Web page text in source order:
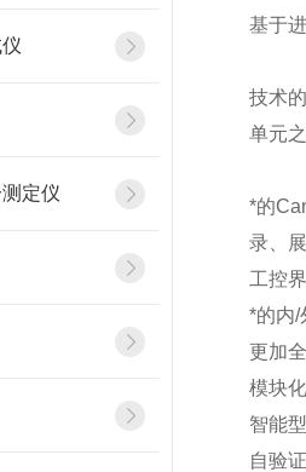
定仪
基于
技术
单元
*的
录、
工控
*的内/
更加
模块
智能
自验